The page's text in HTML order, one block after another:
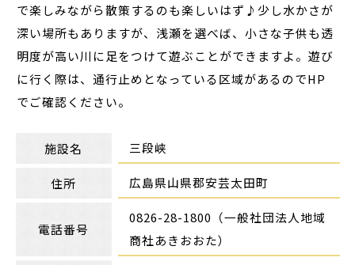
で楽しみながら散策するのも楽しいはず♪少し水かさが
深い場所もありますが、浅瀬を選べば、小さな子供も透
明度が高い川に足をつけて遊ぶことができますよ。遊び
に行く際は、通行止めとなっている区域があるのでHP
でご確認ください。
施設名 三段峡
住所 広島県山県郡安芸太田町
電話番号
0826-28-1800（一般社団法人地域
商社あきおおた）